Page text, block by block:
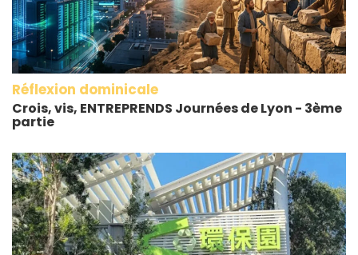
Réflexion dominicale
Crois, vis, ENTREPRENDS Journées de Lyon - 3ème
partie